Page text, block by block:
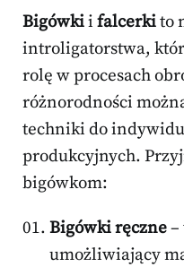
Bigówkii falcerkito
introligatorstwa,
rolę w procesach
różnorodności
techniki do
produkcyjnych.
bigówkom:
Bigówki ręczne–
umożliwiający